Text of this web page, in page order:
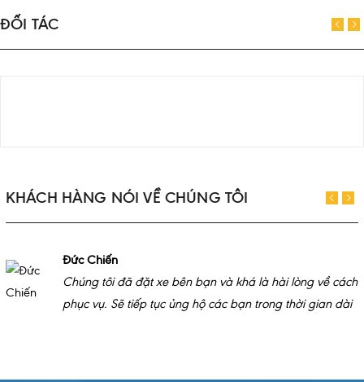
ĐỐI TÁC
KHÁCH HÀNG NÓI VỀ CHÚNG TÔI
Đức Chiến
Chúng tôi đã đặt xe bên bạn và khá là hài lòng về cách
phục vụ. Sẽ tiếp tục ủng hộ các bạn trong thời gian dài